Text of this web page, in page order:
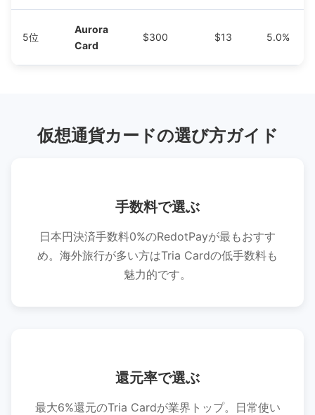
5位
Aurora
Card
$300 $13 5.0%
仮想通貨カードの選び方ガイド
手数料で選ぶ
日本円決済手数料0%のRedotPayが最もおすす
め。海外旅行が多い方はTria Cardの低手数料も
魅力的です。
還元率で選ぶ
最大6%還元のTria Cardが業界トップ。日常使い